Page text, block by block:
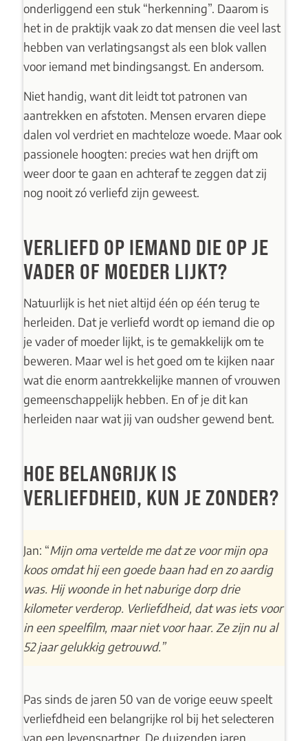
onderliggend een stuk “herkenning”. Daarom is
het in de praktijk vaak zo dat mensen die veel last
hebben van verlatingsangstals een blok vallen
voor iemand met bindingsangst. En andersom.
Niet handig, want dit leidt tot patronen van
aantrekken en afstoten. Mensen ervaren diepe
dalen vol verdriet en machteloze woede. Maar ook
passionele hoogten: precies wat hen drijft om
weer door te gaan en achteraf te zeggen dat zij
nog nooit zó verliefd zijn geweest.
VERLIEFD OP IEMAND DIE OP JE
VADER OF MOEDER LIJKT?
Natuurlijk is het niet altijd één op één terug te
herleiden. Dat je verliefd wordt op iemand die op
je vader of moeder lijkt, is te gemakkelijk om te
beweren. Maar wel is het goed om te kijken naar
wat die enorm aantrekkelijke mannen of vrouwen
gemeenschappelijk hebben. En of je dit kan
herleiden naar wat jij van oudsher gewend bent.
HOE BELANGRIJK IS
VERLIEFDHEID, KUN JE ZONDER?
Jan: “Mijn oma vertelde me dat ze voor mijn opa
koos omdat hij een goede baan had en zo aardig
was. Hij woonde in het naburige dorp drie
kilometer verderop. Verliefdheid, dat was iets voor
in een speelfilm, maar niet voor haar. Ze zijn nu al
52 jaar gelukkig getrouwd.”
Pas sinds de jaren 50 van de vorige eeuw speelt
verliefdheid een belangrijke rol bij het selecteren
van een levenspartner. De duizenden jaren